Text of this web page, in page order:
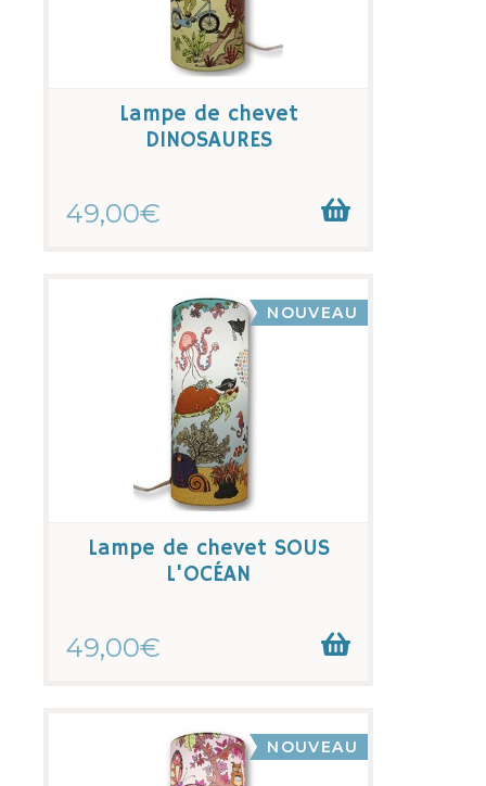
Lampe de chevet
DINOSAURES
49,00€
Lampe de chevet SOUS
L'OCÉAN
49,00€
NOUVEAU
NOUVEAU